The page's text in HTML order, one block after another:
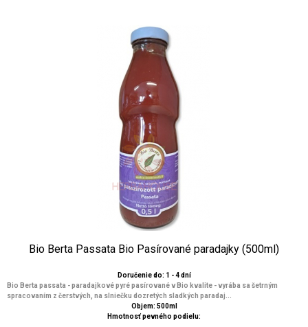
Bio Berta Passata Bio Pasírované paradajky (500ml)
Doručenie do: 1 - 4 dní
Bio Berta passata - paradajkové pyré pasírované v Bio kvalite - vyrába sa šetrným
spracovaním z čerstvých, na slniečku dozretých sladkých paradaj...
Objem: 500ml
Hmotnosť pevného podielu: